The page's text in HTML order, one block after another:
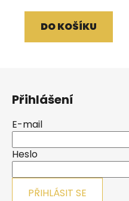
DO KOŠÍKU
Přihlášení
E-mail
Heslo
PŘIHLÁSIT SE